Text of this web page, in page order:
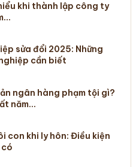
khi thành lập công ty
sửa đổi 2025: Những
cần biết
ngân hàng phạm tội gì?
năm…
con khi ly hôn: Điều kiện
có